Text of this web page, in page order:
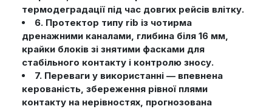
термодеградації під час довгих рейсів влітку.
6. Протектор типу rib із чотирма
дренажними каналами, глибина біля 16 мм,
крайки блоків зі знятими фасками для
стабільного контакту і контролю зносу.
7. Переваги у використанні — впевнена
керованість, збереження рівної плями
контакту на нерівностях, прогнозована